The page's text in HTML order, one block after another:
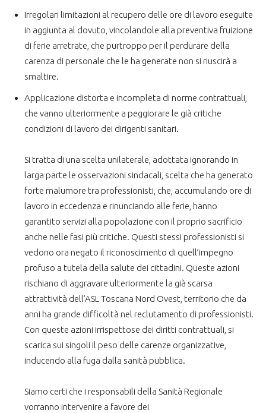
Irregolari limitazioni al recupero delle ore di lavoro eseguite
in aggiunta al dovuto, vincolandole alla preventiva fruizione
di ferie arretrate, che purtroppo per il perdurare della
carenza di personale che le ha generate non si riuscirà a
smaltire.
Applicazione distorta e incompleta di norme contrattuali,
che vanno ulteriormente a peggiorare le già critiche
condizioni di lavoro dei dirigenti sanitari.
Si tratta di una scelta unilaterale, adottata ignorando in
larga parte le osservazioni sindacali, scelta che ha generato
forte malumore tra professionisti, che, accumulando ore di
lavoro in eccedenza e rinunciando alle ferie, hanno
garantito servizi alla popolazione con il proprio sacrificio
anche nelle fasi più critiche. Questi stessi professionisti si
vedono ora negato il riconoscimento di quell’impegno
profuso a tutela della salute dei cittadini. Queste azioni
rischiano di aggravare ulteriormente la già scarsa
attrattività dell’ASL Toscana Nord Ovest, territorio che da
anni ha grande difficoltà nel reclutamento di professionisti.
Con queste azioni irrispettose dei diritti contrattuali, si
scarica sui singoli il peso delle carenze organizzative,
inducendo alla fuga dalla sanità pubblica.
Siamo certi che i responsabili della Sanità Regionale
vorranno intervenire a favore dei